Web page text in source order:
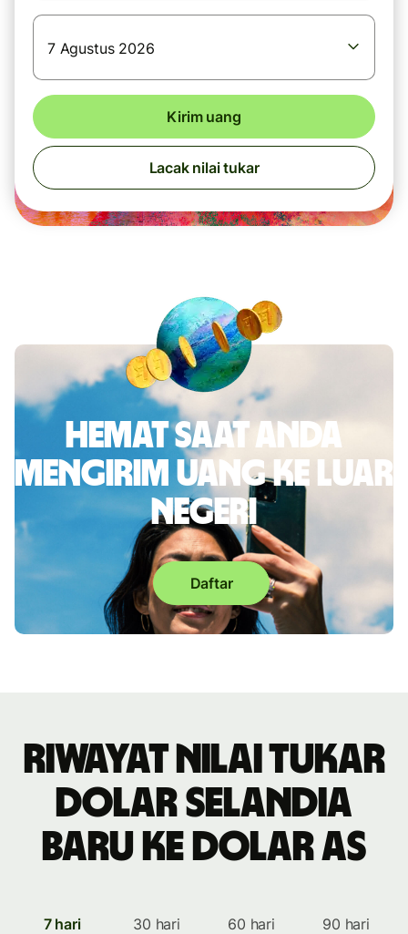
7 Agustus 2026
Kirim uang
Lacak nilai tukar
Hemat saat Anda
mengirim uang ke luar
negeri
Daftar
Riwayat nilai tukar
dolar Selandia
Baru ke dolar AS
7 hari 30 hari 60 hari 90 hari